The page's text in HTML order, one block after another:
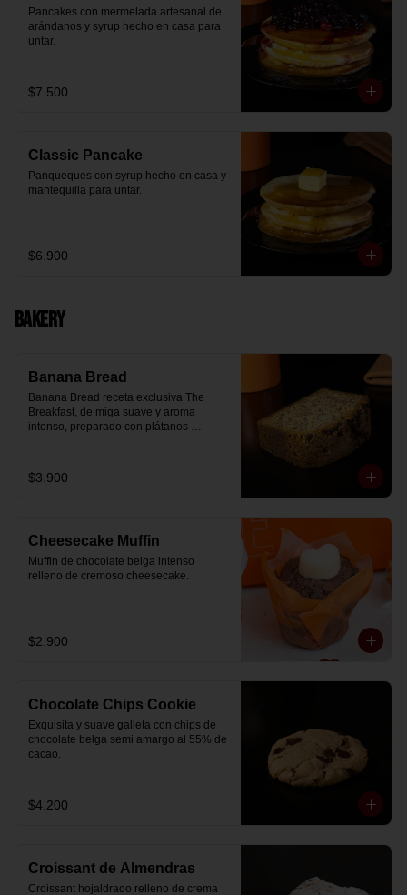
Pancakes con mermelada artesanal de
arándanos y syrup hecho en casa para
untar.
$7.500
Classic Pancake
Panqueques con syrup hecho en casa y
mantequilla para untar.
$6.900
Bakery
Banana Bread
Banana Bread receta exclusiva The
Breakfast, de miga suave y aroma
intenso, preparado con plátanos
$3.900
Cheesecake Muffin
Muffin de chocolate belga intenso
relleno de cremoso cheesecake.
$2.900
Chocolate Chips Cookie
Exquisita y suave galleta con chips de
chocolate belga semi amargo al 55% de
cacao.
$4.200
Croissant de Almendras
Croissant hojaldrado relleno de crema